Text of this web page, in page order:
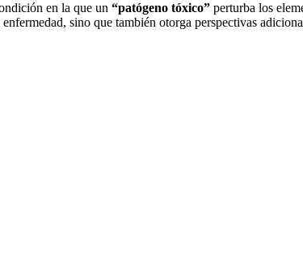
en la que un “patógeno tóxico” perturba los
sino que también otorga perspectivas